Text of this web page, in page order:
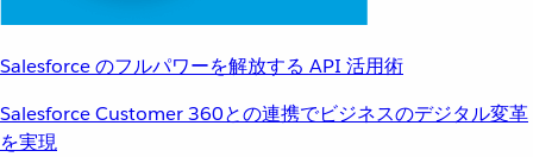
Salesforce のフルパワーを解放する API 活用術
Salesforce Customer 360との連携でビジネスのデジタル変革
を実現